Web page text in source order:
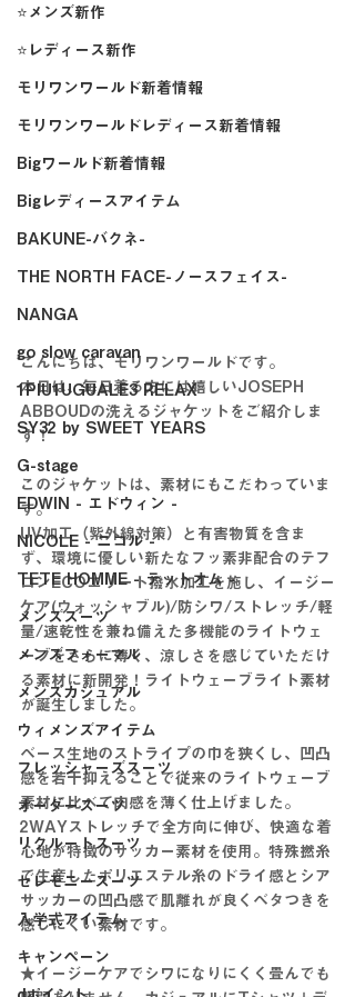
⭐メンズ新作
⭐レディース新作
モリワンワールド新着情報
モリワンワールドレディース新着情報
Bigワールド新着情報
Bigレディースアイテム
BAKUNE-バクネ-
THE NORTH FACE-ノースフェイス-
NANGA
go slow caravan
1PIU1UGUALE3 RELAX
SY32 by SWEET YEARS
G-stage
EDWIN - エドウィン -
NICOLE - ニコル -
TETE HOMME - テットオム -
メンズスーツ
メンズフォーマル
メンズカジュアル
ウィメンズアイテム
フレッシャーズスーツ
オーダースーツ
リクルートスーツ
セレモニースーツ
入学式アイテム
キャンペーン
こんにちは、モリワンワールドです。
本日は、毎日着る方には嬉しいJOSEPH
ABBOUDの洗えるジャケットをご紹介しま
す！
このジャケットは、素材にもこだわっていま
す。
UV加工（紫外線対策）と有害物質を含ま
ず、環境に優しい新たなフッ素非配合のテフ
ロンECOエリート撥水加工を施し、イージー
ケア(ウォッシャブル)/防シワ/ストレッチ/軽
量/速乾性を兼ね備えた多機能のライトウェ
ーブをさらに薄く、涼しさを感じていただけ
る素材に新開発！ライトウェーブライト素材
が誕生しました。
ベース生地のストライプの巾を狭くし、凹凸
感を若干抑えることで従来のライトウェーブ
素材に比べて肉感を薄く仕上げました。
2WAYストレッチで全方向に伸び、快適な着
心地が特徴のサッカー素材を使用。特殊撚糸
で生産したポリエステル糸のドライ感とシア
サッカーの凹凸感で肌離れが良くベタつきを
感じにくい素材です。
★イージーケアでシワになりにくく畳んでも